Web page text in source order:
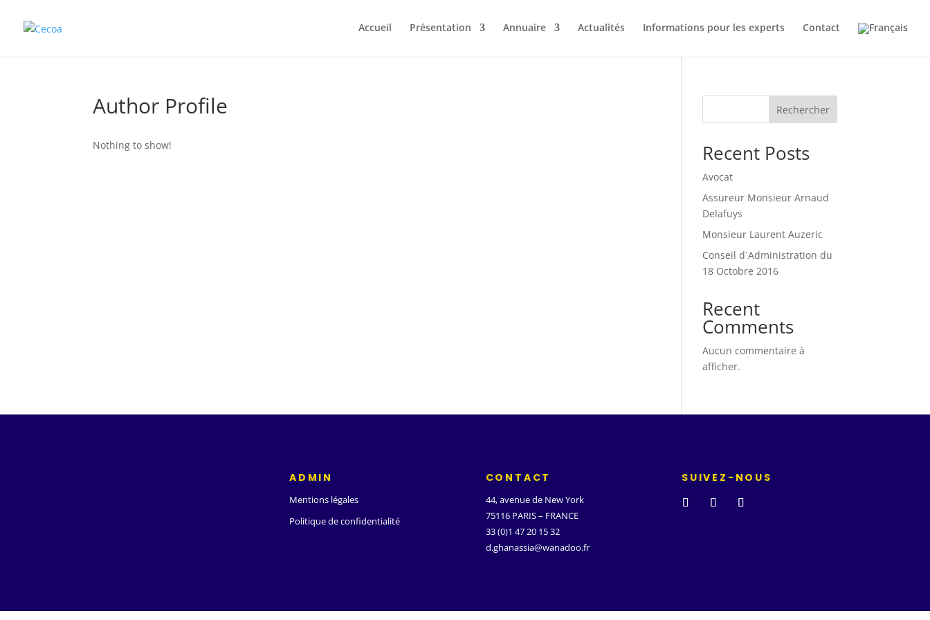
Accueil Présentation Annuaire Actualités Informations pour les experts Contact
Author Profile
Nothing to show!
Rechercher
Recent Posts
Avocat
Assureur Monsieur Arnaud
Delafuys
Monsieur Laurent Auzeric
Conseil d´Administration du
18 Octobre 2016
Recent
Comments
Aucun commentaire à
afficher.
ADMIN
Mentions légales
Politique de confidentialité
CONTACT
44, avenue de New York
75116 PARIS – FRANCE
33 (0)1 47 20 15 32
d.ghanassia@wanadoo.fr
SUIVEZ-NOUS